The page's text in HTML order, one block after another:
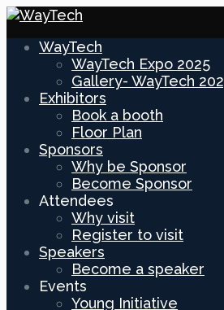
WayTech
WayTech Expo 2025
Gallery- WayTech
Exhibitors
Book a booth
Floor Plan
Sponsors
Why be Sponsor
Become Sponsor
Attendees
Why visit
Register to visit
Speakers
Become a speaker
Events
Young Initiative